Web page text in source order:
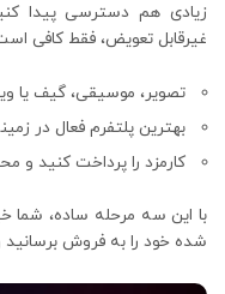
زیادی هم دسترسی پیدا
غیرقابل تعویض، فقط کافی
تصویر، موسیقی، گیف یا
بهترین پلتفرم فعال در
کارمزد را پرداخت کنید و
با این سه مرحله ساده، شما
شده خود را به فروش